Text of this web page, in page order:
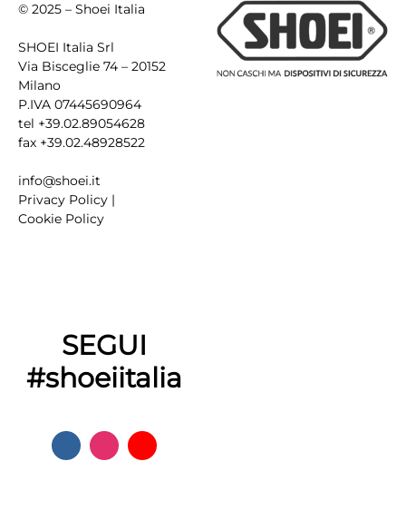
© 2025 – Shoei Italia
SHOEI Italia Srl
Via Bisceglie 74 – 20152
Milano
P.IVA 07445690964
tel +39.02.89054628
fax +39.02.48928522
info@shoei.it
Privacy Policy |
Cookie Policy
SEGUI
#shoeiitalia